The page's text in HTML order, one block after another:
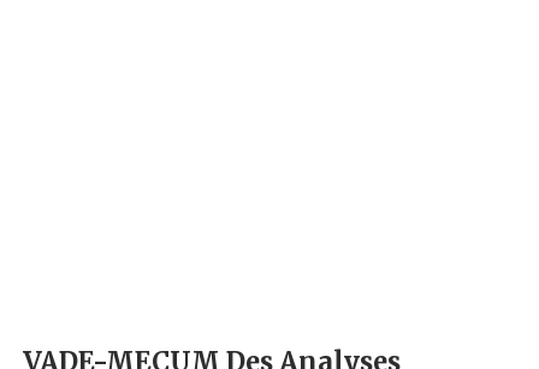
VADE-MECUM Des Analyses